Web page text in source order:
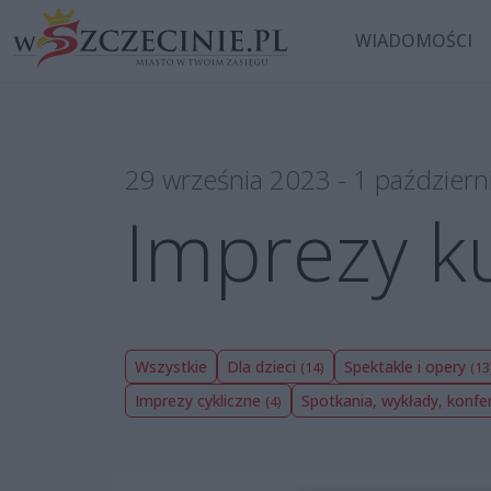
WIADOMOŚCI
29 września 2023 - 1
Imprezy
Wszystkie Dla dzieci (14) Spektakle i opery
Imprezy cykliczne (4) Spotkania, wykłady,